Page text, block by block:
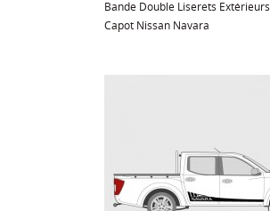
Bande Double Liserets Extérieurs
Capot Nissan Navara